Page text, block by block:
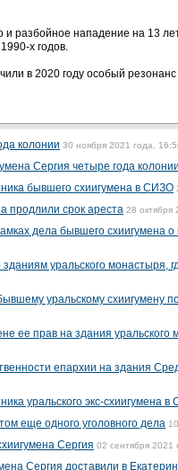
и разбойное нападение на 13
х годов.
в 2020 году особый резонанс
колонии 30 ноября 2021 года,
Сергия четыре года колонии
бывшего схиигумена в СИЗО
продлили срок ареста 28 октября
дела бывшего схиигумена о
уральского монастыря,
уральскому схиигумену
ее прав на здания уральского
епархии на здания
уральского экс-схиигумена
еще одного уголовного дела
Сергия 02 сентября 2021
Сергия доставили в